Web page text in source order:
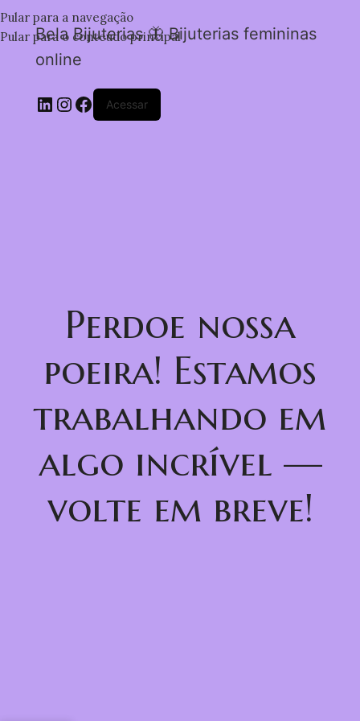
Pular para a navegação
Pular para o conteúdo principal
Bela Bijuterias 🦋 Bijuterias femininas
online
Acessar
Perdoe nossa
poeira! Estamos
trabalhando em
algo incrível —
volte em breve!